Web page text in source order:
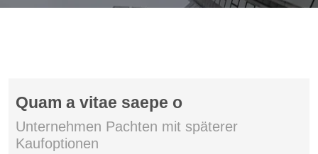
Quam a vitae saepe o
Unternehmen Pachten mit späterer
Kaufoptionen